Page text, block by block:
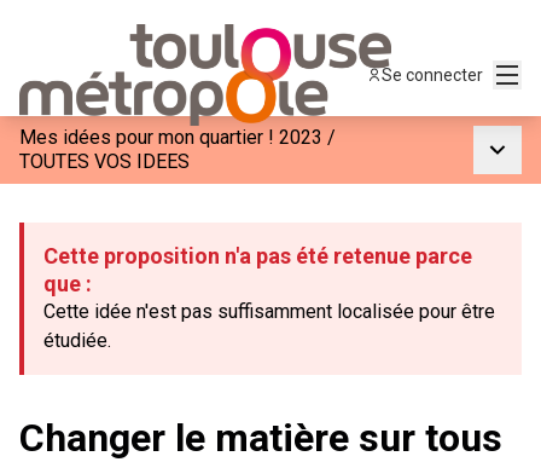
Se connecter
Mes idées pour mon quartier ! 2023 /
TOUTES VOS IDEES
Cette proposition n'a pas été retenue parce
que :
Cette idée n'est pas suffisamment localisée pour être
étudiée.
Changer le matière sur tous